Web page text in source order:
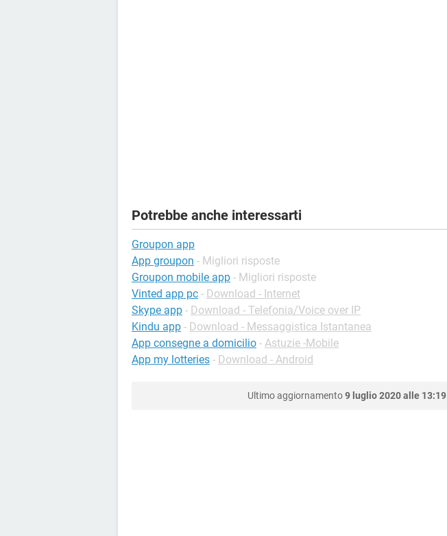
Potrebbe anche interessarti
Groupon app
App groupon - Migliori risposte
Groupon mobile app - Migliori risposte
Vinted app pc - Download - Internet
Skype app - Download - Telefonia/Voice over IP
Kindu app - Download - Messaggistica Istantanea
App consegne a domicilio - Astuzie -Mobile
App my lotteries - Download - Android
Ultimo aggiornamento9 luglio 2020 alle 13:19